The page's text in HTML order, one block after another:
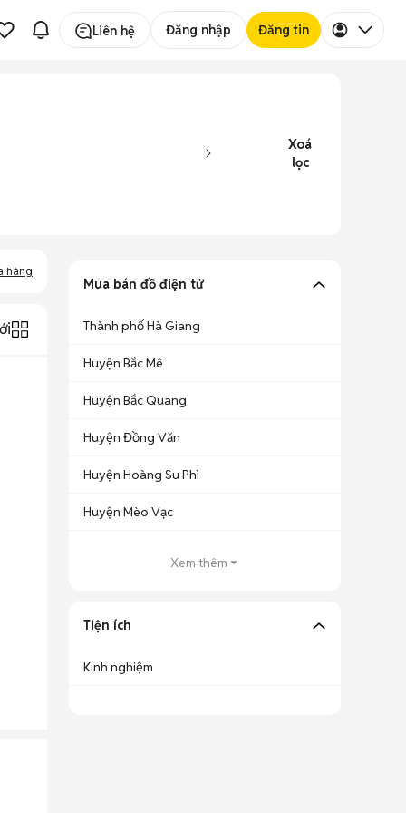
Liên hệ Đăng nhập Đăng tin
Xoá
lọc
hàng
Mua bán đồ điện tử
Thành phố Hà Giang
Huyện Bắc Mê
Huyện Bắc Quang
Huyện Đồng Văn
Huyện Hoàng Su Phì
Huyện Mèo Vạc
Xem thêm
Tiện ích
Kinh nghiệm